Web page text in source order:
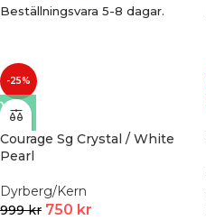
Beställningsvara 5-8 dagar.
-25%
Courage Sg Crystal / White
Pearl
Dyrberg/Kern
999kr 750 kr